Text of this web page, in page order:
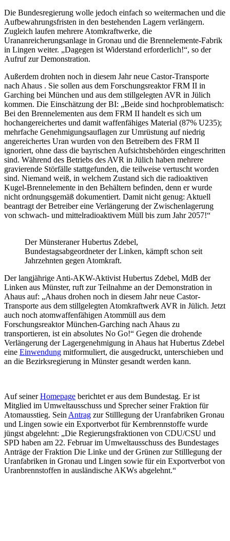
Die Bundesregierung wolle jedoch einfach so weitermachen und die
Aufbewahrungsfristen in den bestehenden Lagern verlängern.
Zugleich laufen mehrere Atomkraftwerke, die
Urananreicherungsanlage in Gronau und die Brennelemente-Fabrik
in Lingen weiter. „Dagegen ist Widerstand erforderlich!“, so der
Aufruf zur Demonstration.
Außerdem drohten noch in diesem Jahr neue Castor-Transporte
nach Ahaus . Sie sollen aus dem Forschungsreaktor FRM II in
Garching bei München und aus dem stillgelegten AVR in Jülich
kommen. Die Einschätzung der BI: „Beide sind hochproblematisch:
Bei den Brennelementen aus dem FRM II handelt es sich um
hochangereichertes und damit waffenfähiges Material (87% U235);
mehrfache Genehmigungsauflagen zur Umrüstung auf niedrig
angereichertes Uran wurden von den Betreibern des FRM II
ignoriert, ohne dass die bayrischen Aufsichtsbehörden eingeschritten
sind. Während des Betriebs des AVR in Jülich haben mehrere
gravierende Störfälle stattgefunden, die teilweise vertuscht worden
sind. Niemand weiß, in welchem Zustand sich die radioaktiven
Kugel-Brennelemente in den Behältern befinden, denn er wurde
nicht ordnungsgemäß dokumentiert. Damit nicht genug: Aktuell
beantragt der Betreiber eine Verlängerung der Zwischenlagerung
von schwach- und mittelradioaktivem Müll bis zum Jahr 2057!“
Der Münsteraner Hubertus Zdebel,
Bundestagsabgeordneter der Linken, kämpft schon seit
Jahrzehnten gegen Atomkraft.
Der langjährige Anti-AKW-Aktivist Hubertus Zdebel, MdB der
Linken aus Münster, ruft zur Teilnahme an der Demonstration in
Ahaus auf: „Ahaus drohen noch in diesem Jahr neue Castor-
Transporte aus dem stillgelegten Atomkraftwerk AVR in Jülich. Jetzt
auch noch atomwaffenfähigen Atommüll aus dem
Forschungsreaktor München-Garching nach Ahaus zu
transportieren, ist ein absolutes No Go!“ Gegen die drohende
Verlängerung der Lagergenehmigung in Ahaus hat Hubertus Zdebel
eine Einwendung mitformuliert, die ausgedruckt, unterschieben und
an die Bezirksregierung in Münster gesandt werden kann.
Auf seinerHomepage berichtet er aus dem Bundestag. Er ist
Mitglied im Umweltausschuss und Sprecher seiner Fraktion für
Atomausstieg. Sein Antrag zur Stilllegung der Uranfabriken Gronau
und Lingen sowie ein Exportverbot für Kernbrennstoffe wurde
jüngst abgelehnt: „Die Regierungsfraktionen von CDU/CSU und
SPD haben am 22. Februar im Umweltausschuss des Bundestages
Anträge der Fraktion Die Linke und der Grünen zur Stilllegung der
Uranfabriken in Gronau und Lingen sowie für ein Exportverbot von
Uranbrennstoffen in ausländische AKWs abgelehnt.“